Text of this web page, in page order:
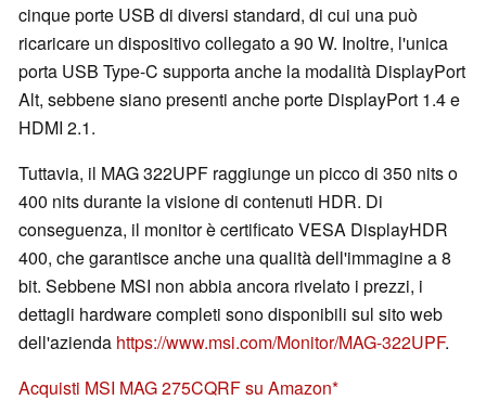
cinque porte USB di diversi standard, di cui una può
ricaricare un dispositivo collegato a 90 W. Inoltre, l'unica
porta USB Type-C supporta anche la modalità DisplayPort
Alt, sebbene siano presenti anche porte DisplayPort 1.4 e
HDMI 2.1.
Tuttavia, il MAG 322UPF raggiunge un picco di 350 nits o
400 nits durante la visione di contenuti HDR. Di
conseguenza, il monitor è certificato VESA DisplayHDR
400, che garantisce anche una qualità dell'immagine a 8
bit. Sebbene MSI non abbia ancora rivelato i prezzi, i
dettagli hardware completi sono disponibili sul sito web
dell'azienda https://www.msi.com/Monitor/MAG-322UPF.
Acquisti MSI MAG 275CQRF su Amazon